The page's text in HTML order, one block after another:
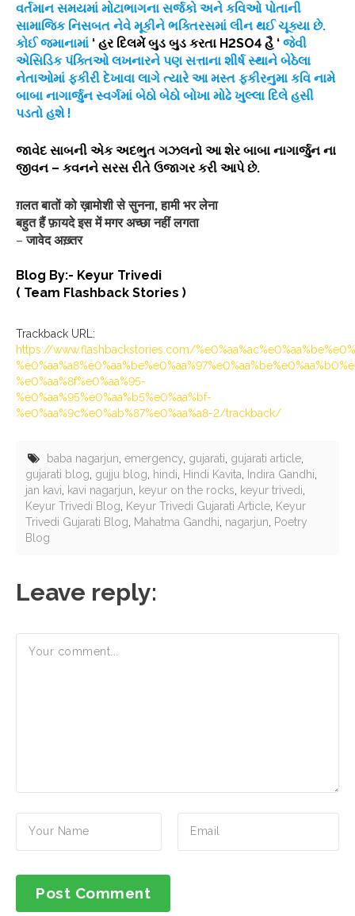
વર્તમાન સમયમાં મોટાભાગના સર્જકો અને કવિઓ પોતાની
સામાજિક નિસબત નેવે મૂકીને ભક્તિરસમાં લીન થઈ ચૂક્યા છે.
કોઈ જમાનામાં ‘ હર દિલમેં બુડ બુડ કરતા H2SO4 હૈ ‘ જેવી
એસિડિક પંક્તિઓ લખનારને પણ સત્તાના શીર્ષ સ્થાને બેઠેલા
નેતાઓમાં ફકીરી દેખાવા લાગે ત્યારે આ મસ્ત ફકીરનુમા કવિ નામે
બાબા નાગાર્જુન સ્વર્ગમાં બેઠો બેઠો બોખા મોઢે ખુલ્લા દિલે હસી
પડતો હશે !
જાવેદ સાબની એક અદભુત ગઝલનો આ શેર બાબા નાગાર્જુન ના
જીવન – કવનને સરસ રીતે ઉજાગર કરી આપે છે.
ग़लत बातों को ख़ामोशी से सुनना, हामी भर लेना
बहुत हैं फ़ायदे इस में मगर अच्छा नहीं लगता
–जावेद अख़्तर
Blog By:- Keyur Trivedi
( Team Flashback Stories )
Trackback URL:
https://www.flashbackstories.com/
%e0%aa%8f%e0%aa%95-
%e0%aa%95%e0%aa%b5%e0%aa%bf-
%e0%aa%9c%e0%ab%87%e0%aa%a8-2/trackback/
baba nagarjun, emergency, gujarati, gujarati article,
gujarati blog, gujju blog, hindi, Hindi Kavita, Indira Gandhi,
jan kavi, kavi nagarjun, keyur on the rocks, keyur trivedi,
Keyur Trivedi Blog, Keyur Trivedi Gujarati Article, Keyur
Trivedi Gujarati Blog, Mahatma Gandhi, nagarjun, Poetry
Blog
Leave reply: